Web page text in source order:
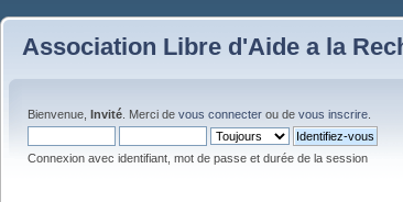
Association Libre d'Aide a la
Bienvenue, Invité . Merci de vous connecter ou de vous inscrire
Connexion avec identifiant, mot de passe et durée de la session